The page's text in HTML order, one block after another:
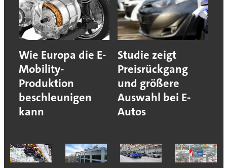
Wie Europa die E-
Mobility-
Produktion
beschleunigen
kann
Studie zeigt
Preisrückgang
und größere
Auswahl bei E-
Autos